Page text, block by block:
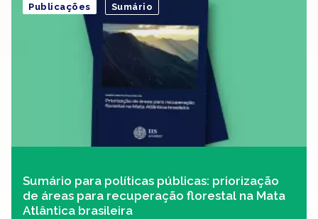
Sumário para políticas públicas: priorização
de áreas para recuperação florestal na Mata
Atlântica brasileira
Publicações Sumário